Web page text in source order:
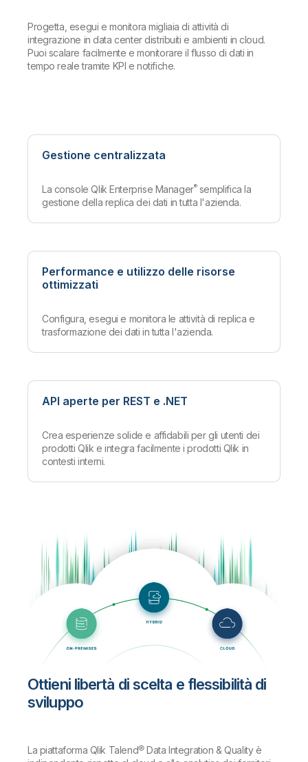
Progetta, esegui e monitora migliaia di attività di
integrazione in data center distribuiti e ambienti in cloud.
Puoi scalare facilmente e monitorare il flusso di dati in
tempo reale tramite KPI e notifiche.
Gestione centralizzata
La console Qlik Enterprise Manager®semplifica la
gestione della replica dei dati in tutta l'azienda.
Performance e utilizzo delle risorse
ottimizzati
Configura, esegui e monitora le attività di replica e
trasformazione dei dati in tutta l'azienda.
API aperte per REST e .NET
Crea esperienze solide e affidabili per gli utenti dei
prodotti Qlik e integra facilmente i prodotti Qlik in
contesti interni.
Ottieni libertà di scelta e flessibilità di
sviluppo
La piattaforma Qlik Talend® Data Integration & Quality è